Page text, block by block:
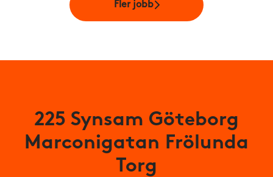
Fler jobb
225 Synsam Göteborg
Marconigatan Frölunda
Torg